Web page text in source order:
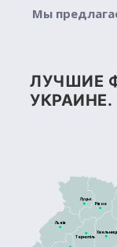
Мы
ЛУЧШИЕ
УКРАИНЕ.
Луцьк
Тернопіль
Рівне
Львів